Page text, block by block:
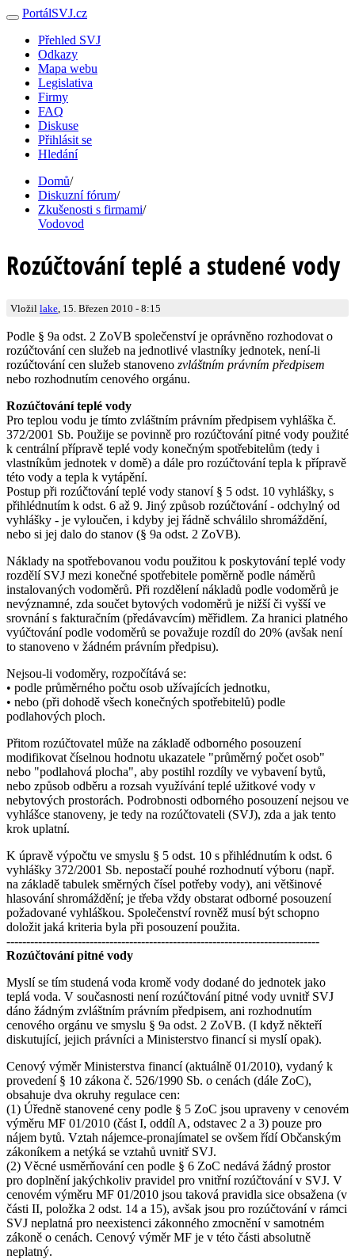
PortálSVJ.cz
Přehled SVJ
Odkazy
Mapa webu
Legislativa
Firmy
FAQ
Diskuse
Přihlásit se
Hledání
Domů/
Diskuzní fórum/
Zkušenosti s firmami/
Vodovod
Rozúčtování teplé a studené vody
Vložil lake , 15. Březen 2010 - 8:15
Podle § 9a odst. 2 ZoVB společenství je oprávněno rozhodovat o
rozúčtování cen služeb na jednotlivé vlastníky jednotek, není-li
rozúčtování cen služeb stanoveno zvláštním právním předpisem
nebo rozhodnutím cenového orgánu.
Rozúčtování teplé vody
Pro teplou vodu je tímto zvláštním právním předpisem vyhláška č.
372/2001 Sb. Použije se povinně pro rozúčtování pitné vody použité
k centrální přípravě teplé vody konečným spotřebitelům (tedy i
vlastníkům jednotek v domě) a dále pro rozúčtování tepla k přípravě
této vody a tepla k vytápění.
Postup při rozúčtování teplé vody stanoví § 5 odst. 10 vyhlášky, s
přihlédnutím k odst. 6 až 9. Jiný způsob rozúčtování - odchylný od
vyhlášky - je vyloučen, i kdyby jej řádně schválilo shromáždění,
nebo si jej dalo do stanov (§ 9a odst. 2 ZoVB).
Náklady na spotřebovanou vodu použitou k poskytování teplé vody
rozdělí SVJ mezi konečné spotřebitele poměrně podle náměrů
instalovaných vodoměrů. Při rozdělení nákladů podle vodoměrů je
nevýznamné, zda součet bytových vodoměrů je nižší či vyšší ve
srovnání s fakturačním (předávavcím) měřidlem. Za hranici platného
vyúčtování podle vodoměrů se považuje rozdíl do 20% (avšak není
to stanoveno v žádném právním předpisu).
Nejsou-li vodoměry, rozpočítává se:
• podle průměrného počtu osob užívajících jednotku,
• nebo (při dohodě všech konečných spotřebitelů) podle
podlahových ploch.
Přitom rozúčtovatel může na základě odborného posouzení
modifikovat číselnou hodnotu ukazatele "průměrný počet osob"
nebo "podlahová plocha", aby postihl rozdíly ve vybavení bytů,
nebo způsob odběru a rozsah využívání teplé užitkové vody v
nebytových prostorách. Podrobnosti odborného posouzení nejsou ve
vyhlášce stanoveny, je tedy na rozúčtovateli (SVJ), zda a jak tento
krok uplatní.
K úpravě výpočtu ve smyslu § 5 odst. 10 s přihlédnutím k odst. 6
vyhlášky 372/2001 Sb. nepostačí pouhé rozhodnutí výboru (např.
na základě tabulek směrných čísel potřeby vody), ani většinové
hlasování shromáždění; je třeba vždy obstarat odborné posouzení
požadované vyhláškou. Společenství rovněž musí být schopno
doložit jaká kriteria byla při posouzení použita.
-------------------------------------------------------------------------------
Rozúčtování pitné vody
Myslí se tím studená voda kromě vody dodané do jednotek jako
teplá voda. V současnosti není rozúčtování pitné vody uvnitř SVJ
dáno žádným zvláštním právním předpisem, ani rozhodnutím
cenového orgánu ve smyslu § 9a odst. 2 ZoVB. (I když někteří
diskutující, jejich právníci a Ministerstvo financí si myslí opak).
Cenový výměr Ministerstva financí (aktuálně 01/2010), vydaný k
provedení § 10 zákona č. 526/1990 Sb. o cenách (dále ZoC),
obsahuje dva okruhy regulace cen:
(1) Úředně stanovené ceny podle § 5 ZoC jsou upraveny v cenovém
výměru MF 01/2010 (část I, oddíl A, odstavec 2 a 3) pouze pro
nájem bytů. Vztah nájemce-pronajímatel se ovšem řídí Občanským
zákoníkem a netýká se vztahů uvnitř SVJ.
(2) Věcné usměrňování cen podle § 6 ZoC nedává žádný prostor
pro doplnění jakýchkoliv pravidel pro vnitřní rozúčtování v SVJ. V
cenovém výměru MF 01/2010 jsou taková pravidla sice obsažena (v
části II, položka 2 odst. 14 a 15), avšak jsou pro rozúčtování v rámci
SVJ neplatná pro neexistenci zákonného zmocnění v samotném
zákoně o cenách. Cenový výměr MF je v této části absolutně
neplatný.